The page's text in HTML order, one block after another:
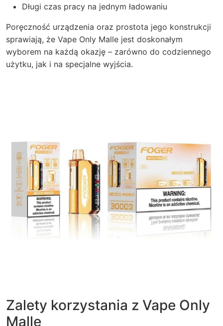
Długi czas pracy na jednym ładowaniu
Poręczność urządzenia oraz prostota jego konstrukcji
sprawiają, że Vape Only Malle jest doskonałym
wyborem na każdą okazję – zarówno do codziennego
użytku, jak i na specjalne wyjścia.
Zalety korzystania z Vape Only
Malle